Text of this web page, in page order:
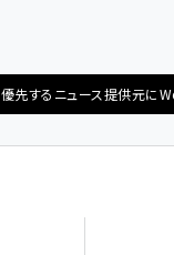
優先するニュース提供元に